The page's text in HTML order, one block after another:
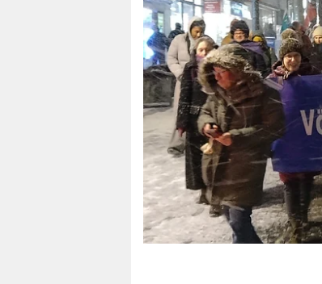
nord
wahrheit
verlag
verlag
veranstaltungen
shop
fragen & hilfe